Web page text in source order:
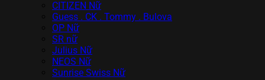
CITIZEN Nữ
Guess . CK . Tommy . Bulova
OP Nữ
SR nữ
Julius Nữ
NEOS Nữ
Sunrise Swiss Nữ